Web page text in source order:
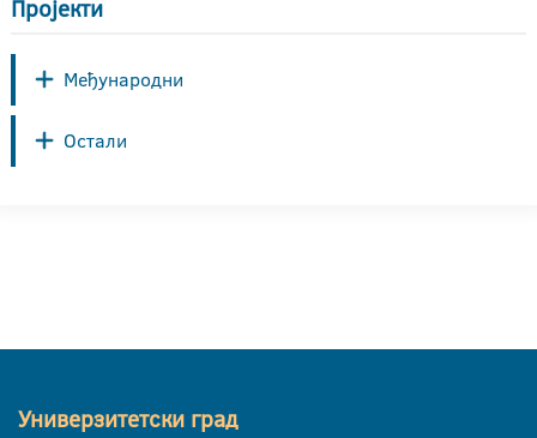
Пројекти
Међународни
Остали
Универзитетски град